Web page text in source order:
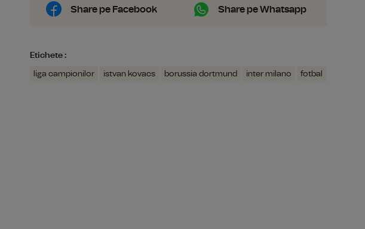
Share pe Facebook Share pe Whatsapp
Etichete :
liga campionilor istvan kovacs borussia dortmund inter milano fotbal